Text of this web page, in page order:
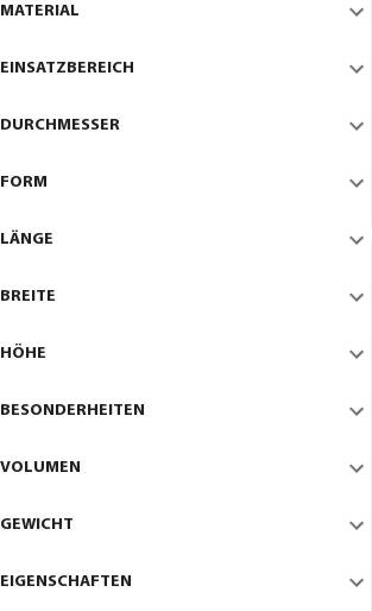
MATERIAL
EINSATZBEREICH
DURCHMESSER
FORM
LÄNGE
BREITE
HÖHE
BESONDERHEITEN
VOLUMEN
GEWICHT
EIGENSCHAFTEN